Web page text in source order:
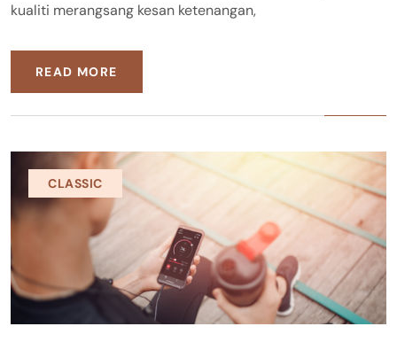
kualiti merangsang kesan ketenangan,
READ MORE
CLASSIC